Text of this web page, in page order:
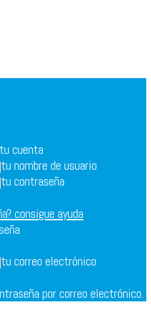
cuenta
tu nombre de usuario
tu contraseña
consigue ayuda
tu correo electrónico
por correo electrónico.